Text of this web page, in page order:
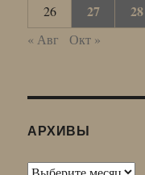
26 27 28
« Авг
Окт »
АРХИВЫ
Архивы